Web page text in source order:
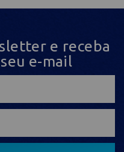
e receba
e-mail